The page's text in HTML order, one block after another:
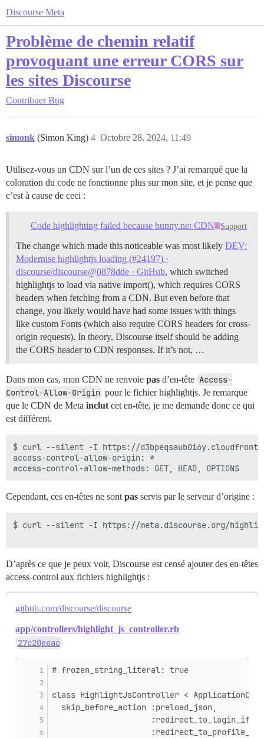
Discourse Meta
Problème de chemin relatif
provoquant une erreur CORS sur
les sites Discourse
Contribuer Bug
simonk (Simon King) Octobre 28, 2024, 11:49
4
Utilisez-vous un CDN sur l’un de ces sites ? J’ai remarqué que la
coloration du code ne fonctionne plus sur mon site, et je pense que
c’est à cause de ceci :
Code highlighting failed because bunny.net CDN Support
The change which made this noticeable was most likely DEV:
Modernise highlightjs loading (#24197) ·
discourse/discourse@0878dde · GitHub, which switched
highlightjs to load via native import(), which requires CORS
headers when fetching from a CDN. But even before that
change, you likely would have had some issues with things
like custom Fonts (which also require CORS headers for cross-
origin requests). In theory, Discourse itself should be adding
the CORS header to CDN responses. If it’s not, …
Dans mon cas, mon CDN ne renvoie pas d’en-tête Access-
Control-Allow-Origin pour le fichier highlightjs. Je remarque
que le CDN de Meta inclut cet en-tête, je me demande donc ce qui
est différent.
$ curl --silent -I https://
access-control-allow-origin: *
Cependant, ces en-têtes ne sont pas servis par le serveur d’origine :
$ curl --silent -I https://meta.discourse.org/highlight-
D’après ce que je peux voir, Discourse est censé ajouter des en-têtes
access-control aux fichiers highlightjs :
github.com/discourse/discourse
app/controllers/highlight_js_controller.rb
27c20eeac
# frozen_string_literal: true
class HighlightJsController <
  skip_before_action :preload_json,